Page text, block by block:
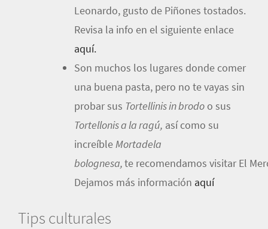
Leonardo, gusto de Piñones tostados.
Revisa la info en el siguiente enlace
aquí.
Son muchos los lugares donde comer
una buena pasta, pero no te vayas sin
probar sus Tortellinis in brodo o sus
Tortellonis a la ragú, así como su
increíbleMortadela
bolognesa,te recomendamos visitar El
Dejamos más información aquí
Tips culturales